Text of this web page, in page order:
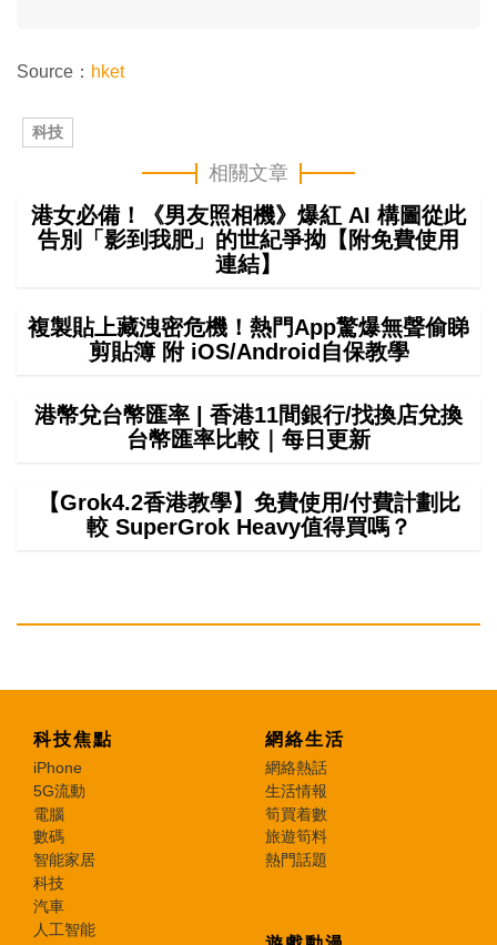
Source： hket
科技
相關文章
港女必備！《男友照相機》爆紅 AI 構圖從此
告別「影到我肥」的世紀爭拗【附免費使用
連結】
複製貼上藏洩密危機！熱門App驚爆無聲偷睇
剪貼簿 附 iOS/Android自保教學
港幣兌台幣匯率 | 香港11間銀行/找換店兌換
台幣匯率比較｜每日更新
【Grok4.2香港教學】免費使用/付費計劃比
較 SuperGrok Heavy值得買嗎？
科技焦點
iPhone
5G流動
電腦
數碼
智能家居
科技
汽車
人工智能
網絡生活
網絡熱話
生活情報
筍買着數
旅遊筍料
熱門話題